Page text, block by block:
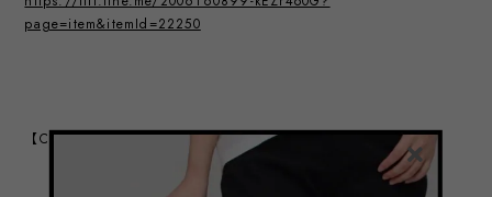
page=item&itemId=22250
【COLOR VARIATION】